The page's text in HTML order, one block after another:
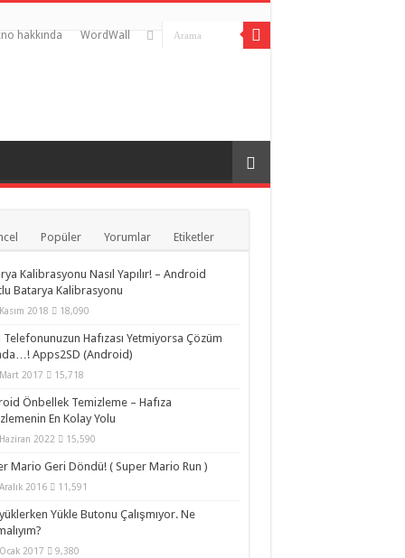
hakkında WordWall
Popüler Yorumlar Etiketler
Kalibrasyonu Nasıl Yapılır! – Android
Batarya Kalibrasyonu
2018 18,090
Telefonunuzun Hafızası Yetmiyorsa Çözüm
Apps2SD (Android)
2017 15,718
Önbellek Temizleme – Hafıza
En Kolay Yolu
2022 15,590
Mario Geri Döndü! ( Super Mario Run )
2016 11,591
Yükle Butonu Çalışmıyor. Ne
2017 9,380